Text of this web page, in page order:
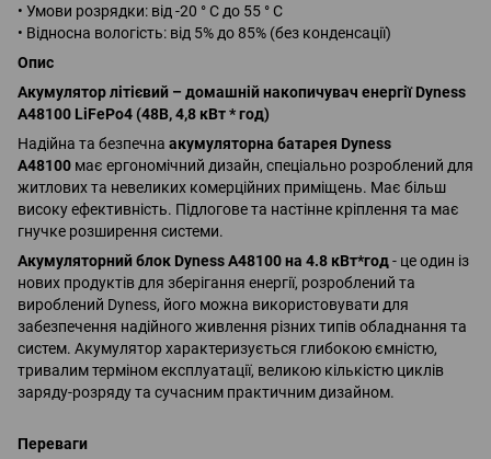
• Умови розрядки: від -20 ° C до 55 ° C
• Відносна вологість: від 5% до 85% (без конденсації)
Опис
Акумулятор літієвий – домашній накопичувач енергії Dyness
A48100 LiFePo4 (48В, 4,8 кВт * год)
Надійна та безпечна акумуляторна батарея Dyness
A48100 має ергономічний дизайн, спеціально розроблений для
житлових та невеликих комерційних приміщень. Має більш
високу ефективність. Підлогове та настінне кріплення та має
гнучке розширення системи.
Акумуляторний блок Dyness A48100 на 4.8 кВт*год- це один із
нових продуктів для зберігання енергії, розроблений та
вироблений Dyness, його можна використовувати для
забезпечення надійного живлення різних типів обладнання та
систем. Акумулятор характеризується глибокою ємністю,
тривалим терміном експлуатації, великою кількістю циклів
заряду-розряду та сучасним практичним дизайном.
Переваги